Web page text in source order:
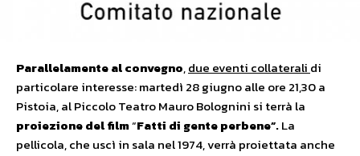
Parallelamente al convegno,due eventi collaterali di
particolare interesse: martedì 28 giugno alle ore 21,30 a
Pistoia, al Piccolo Teatro Mauro Bolognini si terrà la
proiezione del film“Fatti di gente perbene”.La
pellicola, che uscì in sala nel 1974, verrà proiettata anche